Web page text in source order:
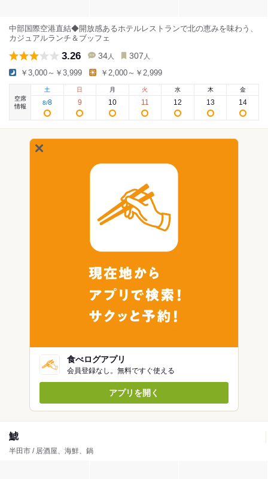
中部国際空港直結◆開放感あるホテルレストランで北の恵みを味わう、
カジュアルランチ＆ブッフェ
3.26 34 人 307 人
￥3,000～￥3,999 ￥2,000～￥2,999
空席
情報
土
8/8
日
9
月
10
火
11
水
12
木
13
金
14
食べログアプリ
会員登録なし。無料ですぐ使える
アプリを開く
鯱
半田市 / 居酒屋、海鮮、鍋